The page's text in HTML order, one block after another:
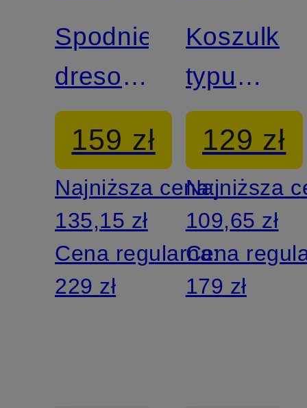
Spodnie
dresowe
typu
lounge
159 zł
Najniższa cena:
135,15 zł
Cena regularna:
229 zł
Koszulka
typu
lounge
129 zł
Najniższa
109,65 zł
Cena
179 zł